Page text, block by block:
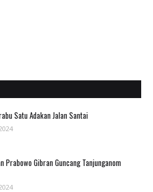
Satu Adakan Jalan Santai
Prabowo Gibran Guncang Tanjunganom